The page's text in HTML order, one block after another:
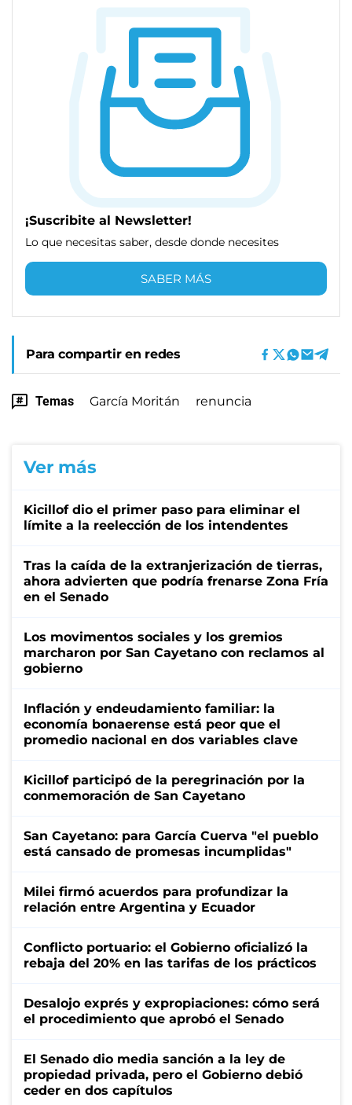
¡Suscribite al Newsletter!
Lo que necesitas saber, desde donde necesites
SABER MÁS
Para compartir en redes
Temas García Moritán renuncia
Ver más
Kicillof dio el primer paso para eliminar el
límite a la reelección de los intendentes
Tras la caída de la extranjerización de tierras,
ahora advierten que podría frenarse Zona Fría
en el Senado
Los movimentos sociales y los gremios
marcharon por San Cayetano con reclamos al
gobierno
Inflación y endeudamiento familiar: la
economía bonaerense está peor que el
promedio nacional en dos variables clave
Kicillof participó de la peregrinación por la
conmemoración de San Cayetano
San Cayetano: para García Cuerva "el pueblo
está cansado de promesas incumplidas"
Milei firmó acuerdos para profundizar la
relación entre Argentina y Ecuador
Conflicto portuario: el Gobierno oficializó la
rebaja del 20% en las tarifas de los prácticos
Desalojo exprés y expropiaciones: cómo será
el procedimiento que aprobó el Senado
El Senado dio media sanción a la ley de
propiedad privada, pero el Gobierno debió
ceder en dos capítulos